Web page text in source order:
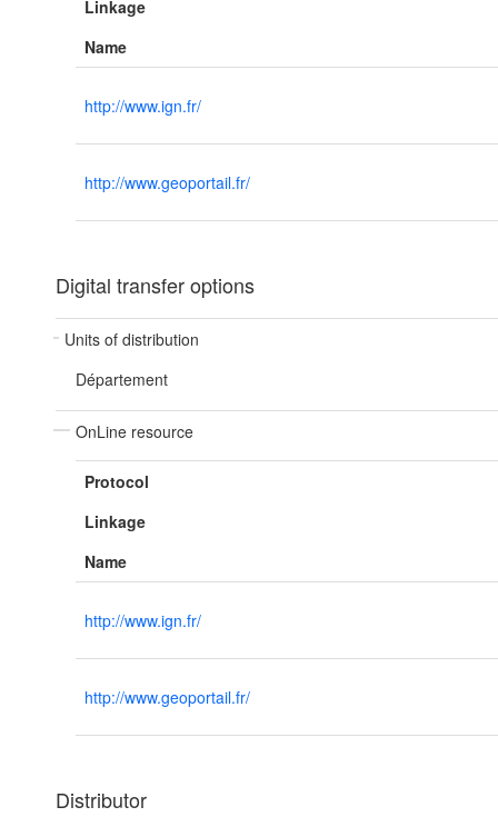
Linkage
Name
http://www.ign.fr/
http://www.geoportail.fr/
Digital transfer options
Units of distribution
Département
OnLine resource
Protocol
Linkage
Name
http://www.ign.fr/
http://www.geoportail.fr/
Distributor